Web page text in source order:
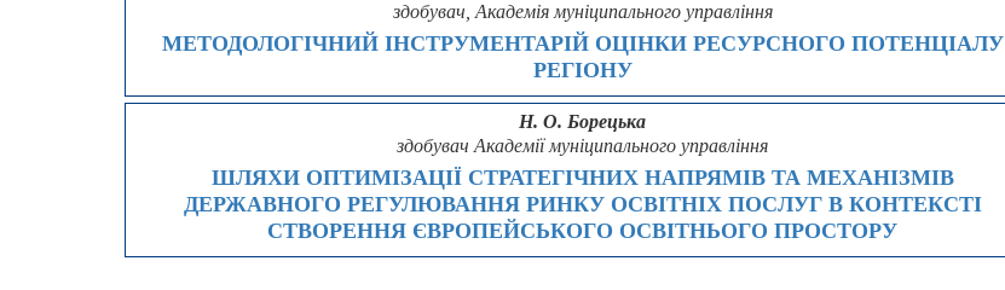
здобувач, Академія муніципального управління
МЕТОДОЛОГІЧНИЙ ІНСТРУМЕНТАРІЙ ОЦІНКИ РЕСУРСНОГО ПОТЕНЦІАЛУ
РЕГІОНУ
Н. О. Борецька
здобувач Академії муніципального управління
ШЛЯХИ ОПТИМІЗАЦІЇ СТРАТЕГІЧНИХ НАПРЯМІВ ТА МЕХАНІЗМІВ
ДЕРЖАВНОГО РЕГУЛЮВАННЯ РИНКУ ОСВІТНІХ ПОСЛУГ В КОНТЕКСТІ
СТВОРЕННЯ ЄВРОПЕЙСЬКОГО ОСВІТНЬОГО ПРОСТОРУ